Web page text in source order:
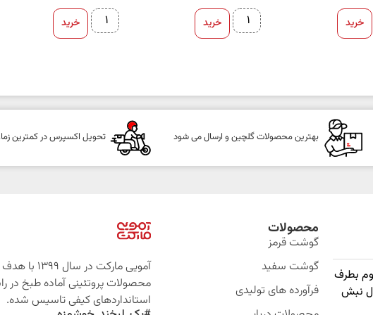
خرید خرید خرید
بهترین محصولات گلچین و ارسال می شود تحویل اکسپرس در کمترین
دوم بطرف
نبش
محصولات
گوشت قرمز
گوشت سفید
فرآورده های تولیدی
آمویی مارکت در سال
محصولات پروتئینی آماده طبخ در
استانداردهای کیفی تاسیس شده.